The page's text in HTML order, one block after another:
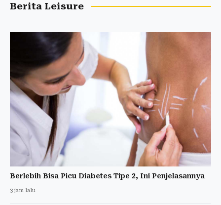
Berita Leisure
Berlebih Bisa Picu Diabetes Tipe 2, Ini Penjelasannya
3 jam lalu